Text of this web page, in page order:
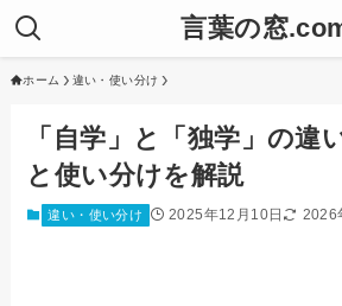
言葉の窓
ホーム 違い・使い分け
「自学」と「独学」の違
と使い分けを解説
違い・使い分け 2025年12月10日 2026